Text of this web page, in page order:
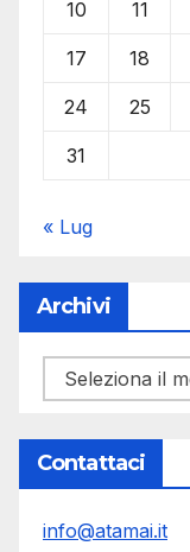
10 11
17 18
24 25
31
« Lug
Archivi
Archivi
Contattaci
info@atamai.it